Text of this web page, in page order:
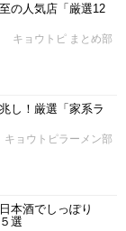
の人気店「厳選12
キョウトピ まとめ部
し！厳選「家系ラ
キョウトピラーメン部
本酒でしっぽり
選